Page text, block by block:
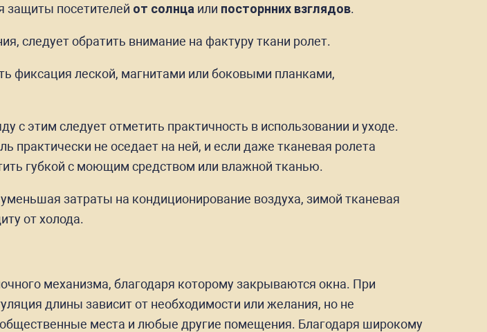
защиты посетителей от солнца или посторнних взглядов.
следует обратить внимание на фактуру ткани ролет.
фиксация леской, магнитами или боковыми планками,
с этим следует отметить практичность в использовании и уходе.
практически не оседает на ней, и если даже тканевая ролета
губкой с моющим средством или влажной тканью.
затраты на кондиционирование воздуха, зимой тканевая
от холода.
механизма, благодаря которому закрываются окна. При
длины зависит от необходимости или желания, но не
места и любые другие помещения. Благодаря широкому